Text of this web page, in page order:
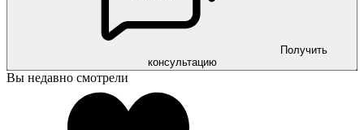
Получить
консультацию
Вы недавно смотрели